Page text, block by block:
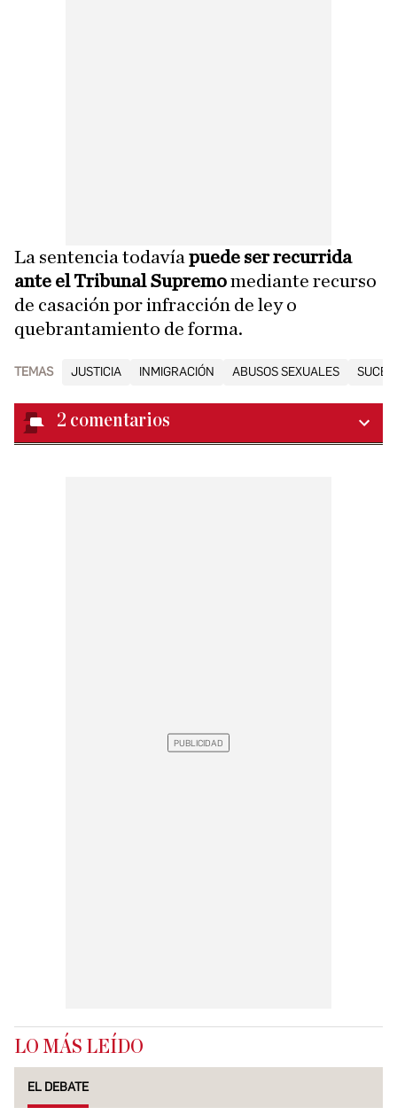
La sentencia todavía puede ser recurrida
ante el Tribunal Supremomediante recurso
de casación por infracción de ley o
quebrantamiento de forma.
TEMAS JUSTICIA INMIGRACIÓN ABUSOS SEXUALES
2 comentarios
LO MÁS LEÍDO
EL DEBATE